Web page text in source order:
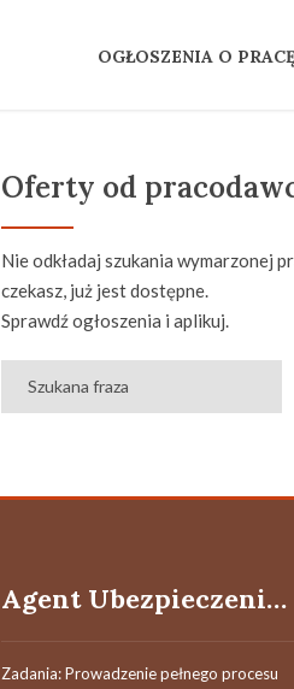
OGŁOSZENIA O
Oferty od
Nie odkładaj szukania wymarzonej
czekasz, już jest dostępne.
Sprawdź ogłoszenia i aplikuj.
Agent Ubezpieczeniowy / Agentka Ubezpieczeniowa
Zadania: Prowadzenie pełnego procesu